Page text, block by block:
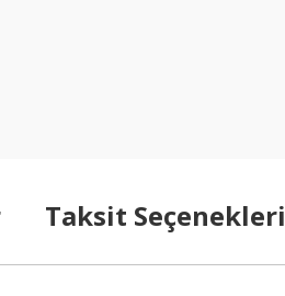
Taksit Seçenekleri